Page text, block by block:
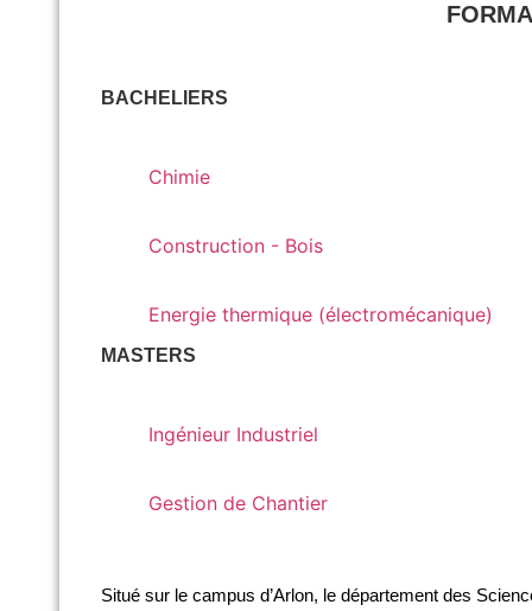
BACHELIERS
Chimie
Construction - Bois
Energie thermique (électromécanique)
MASTERS
Ingénieur Industriel
Gestion de Chantier
Situé sur le campus d’Arlon, le département des